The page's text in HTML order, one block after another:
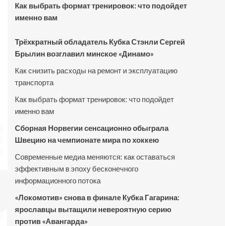
Как выбрать формат тренировок: что подойдет
именно вам
Трёхкратный обладатель Кубка Стэнли Сергей
Брылин возглавил минское «Динамо»
Как снизить расходы на ремонт и эксплуатацию
транспорта
Как выбрать формат тренировок: что подойдет
именно вам
Сборная Норвегии сенсационно обыграла
Швецию на чемпионате мира по хоккею
Современные медиа меняются: как оставаться
эффективным в эпоху бесконечного
информационного потока
«Локомотив» снова в финале Кубка Гагарина:
ярославцы вытащили невероятную серию
против «Авангарда»